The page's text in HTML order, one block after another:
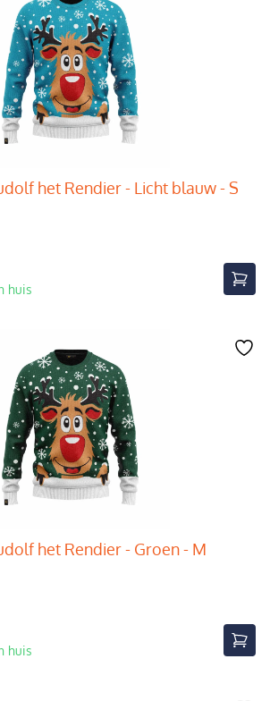
het Rendier - Licht blauw - S
huis
het Rendier - Groen - M
huis